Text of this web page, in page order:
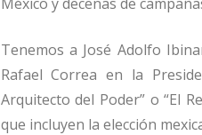
Tenemos a José Adolfo
Rafael Correa en la
Arquitecto del Poder” o“El
que incluyen la elección